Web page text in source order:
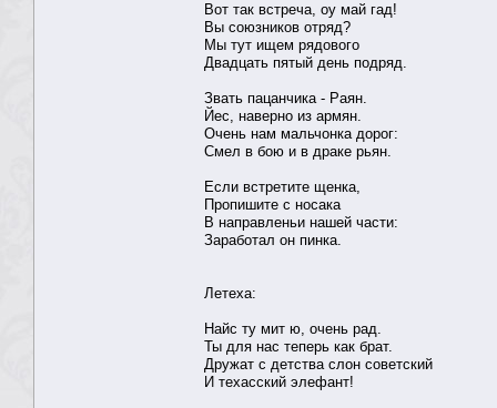
Вот так встреча, оу май гад!
Вы союзников отряд?
Мы тут ищем рядового
Двадцать пятый день подряд.
Звать пацанчика - Раян.
Йес, наверно из армян.
Очень нам мальчонка дорог:
Смел в бою и в драке рьян.
Если встретите щенка,
Пропишите с носака
В направленьи нашей части:
Заработал он пинка.
Летеха:
Найс ту мит ю, очень рад.
Ты для нас теперь как брат.
Дружат с детства слон советский
И техасский элефант!